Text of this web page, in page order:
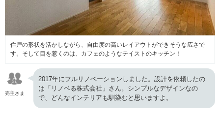
住戸の形状を活かしながら、自由度の高いレイアウトができそうな広さで
す。そして目を惹くのは、カフェのようなテイストのキッチン！
売主さま
2017年にフルリノベーションしました。設計を依頼したの
は「リノベる株式会社」さん。シンプルなデザインなの
で、どんなインテリアも馴染むと思いますよ。